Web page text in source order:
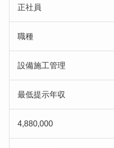
正社員
職種
設備施工管理
最低提示年収
4,880,000